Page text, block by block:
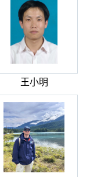
王小明